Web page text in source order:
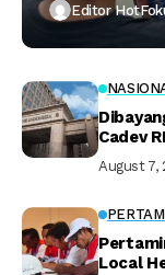
Editor
Cadev
August 7,
Local